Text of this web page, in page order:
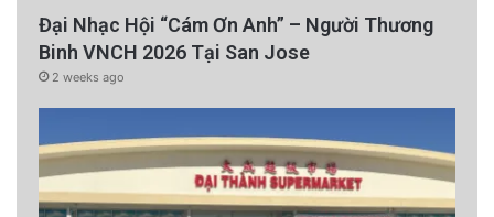
Đại Nhạc Hội “Cám Ơn Anh” – Người Thương
Binh VNCH 2026 Tại San Jose
2 weeks ago